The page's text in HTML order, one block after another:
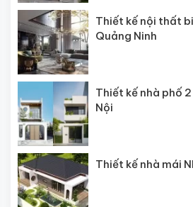
Thiết kế nội thất
Quảng Ninh
Thiết kế nhà phố
Nội
Thiết kế nhà mái